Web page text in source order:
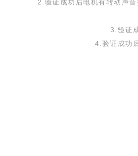
2.验证成功后电机有转动声
3.验证
4.验证成功